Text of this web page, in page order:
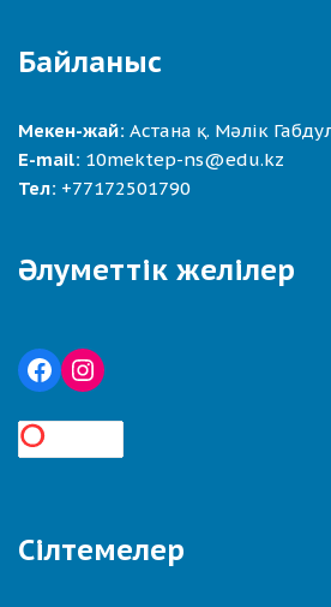
Байланыс
Мекен-жай: Астана қ. Мәлік
E-mail: 10mektep-ns@edu.kz
Тел: +77172501790
Әлуметтік желілер
Сілтемелер